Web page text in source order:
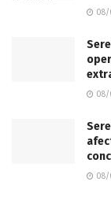
08/
08/
08/